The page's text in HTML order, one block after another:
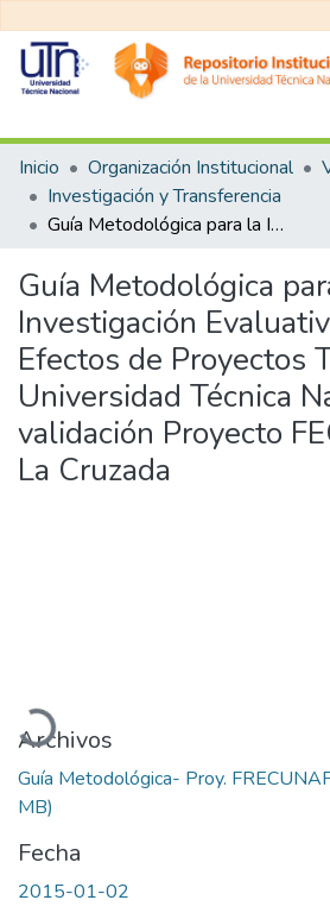
Inicio
Organización Institucional
Investigación y Transferencia
Guía Metodológica para la Investigación Evaluativa sobre Efectos de Proyectos TCU de la Universidad Técnica Nacional: Fase validación Proyecto FECRUNAPA – La Cruzada
Guía Metodológica
Investigación
Efectos de Proyectos
Universidad Técnica
validación Proyecto
La Cruzada
Cargando...
Archivos
Guía Metodológica- Proy.
MB)
Fecha
2015-01-02